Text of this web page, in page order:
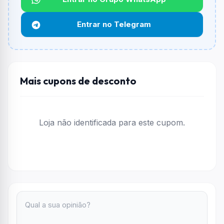
Não informado ou sem limite.
Funciona em qualquer produto?
Não necessariamente. Depende de itens participantes
e alguns vendedores ou produtos especificos podem
Entrar no Telegram
Mais cupons de desconto
Loja não identificada para este cupom.